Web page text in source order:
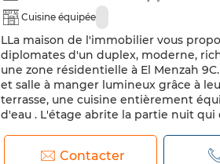
Cuisine équipée
LLa maison de l'immobilier vous
diplomates d'un duplex, moderne,
une zone résidentielle à El Menzah
et salle à manger lumineux grâce à
terrasse, une cuisine entièrement
d'eau . L'étage abrite la partie nuit qui
Contacter